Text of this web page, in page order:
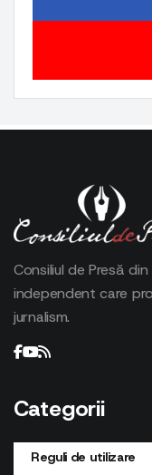
Consiliul de Presă
independent care
jurnalism.
Categorii
Reguli de utilizare